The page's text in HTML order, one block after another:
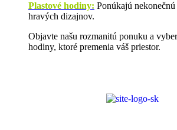
Plastové hodiny: Ponúkajú
hravých dizajnov.
Objavte našu rozmanitú ponuku a
hodiny, ktoré premenia váš priestor.